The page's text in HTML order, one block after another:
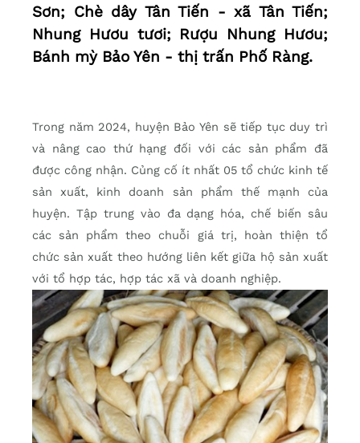
Sơn; Chè dây Tân Tiến - xã Tân Tiến;
Nhung Hươu tươi; Rượu Nhung Hươu;
Bánh mỳ Bảo Yên - thị trấn Phố Ràng.
Trong năm 2024, huyện Bảo Yên sẽ tiếp tục duy trì
và nâng cao thứ hạng đối với các sản phẩm đã
được công nhận. Củng cố ít nhất 05 tổ chức kinh tế
sản xuất, kinh doanh sản phẩm thế mạnh của
huyện. Tập trung vào đa dạng hóa, chế biến sâu
các sản phẩm theo chuỗi giá trị, hoàn thiện tổ
chức sản xuất theo hướng liên kết giữa hộ sản xuất
với tổ hợp tác, hợp tác xã và doanh nghiệp.